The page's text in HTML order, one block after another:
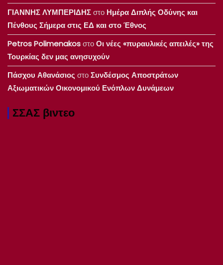
ΓΙΑΝΝΗΣ ΛΥΜΠΕΡΙΔΗΣστο Ημέρα Διπλής Οδύνης και
Πένθους Σήμερα στις ΕΔ και στο Έθνος
Petros PolimenakosστοΟι νέες «πυραυλικές απειλές» της
Τουρκίας δεν μας ανησυχούν
Πάσχου Αθανάσιος στοΣυνδέσμος Αποστράτων
Αξιωματικών Οικονομικού Ενόπλων Δυνάμεων
ΣΣΑΣ βιντεο